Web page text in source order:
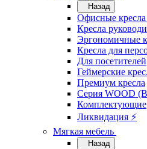
Назад
Офисные кресла
Кресла
Эргономичные
Кресла для
Для посетителей
Геймерские
Премиум кресла
Серия WOOD
Комплектующие
Ликвидация ⚡
Мягкая мебель
Назад